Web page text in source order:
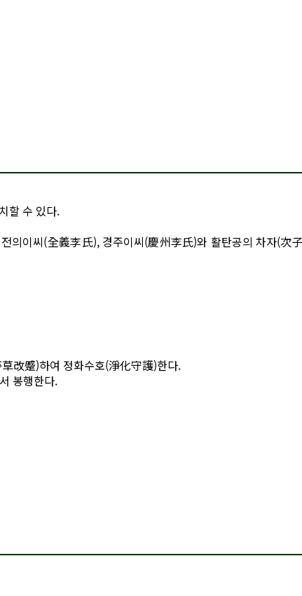
할 수 있다.
의이씨(全義李氏), 경주이씨(慶州李氏)와 활탄공의 차자(次
改蹙)하여 정화수호(淨化守護)한다.
봉행한다.